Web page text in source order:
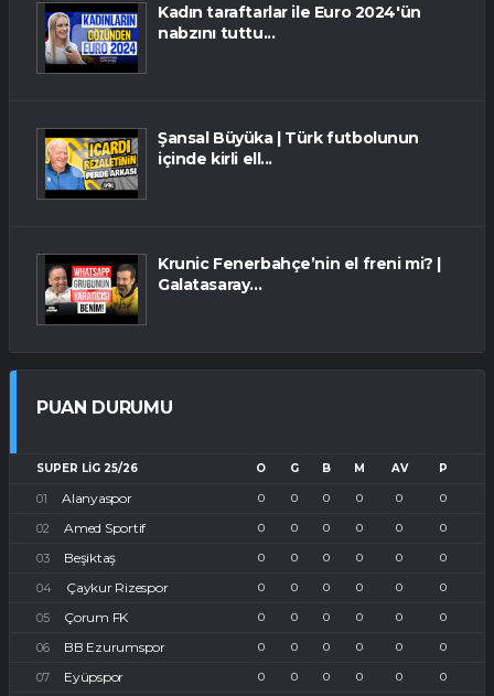
Kadın taraftarlar ile Euro 2024'ün
nabzını tuttu...
Şansal Büyüka | Türk futbolunun
içinde kirli ell...
Krunic Fenerbahçe’nin el freni mi? |
Galatasaray...
PUAN DURUMU
SUPER LIG 25/26 O G B M AV P
Alanyaspor 0 0 0 0 0 0
Amed Sportif 0 0 0 0 0 0
Beşiktaş 0 0 0 0 0 0
Çaykur Rizespor 0 0 0 0 0 0
Çorum FK 0 0 0 0 0 0
BB Ezurumspor 0 0 0 0 0 0
Eyüpspor 0 0 0 0 0 0